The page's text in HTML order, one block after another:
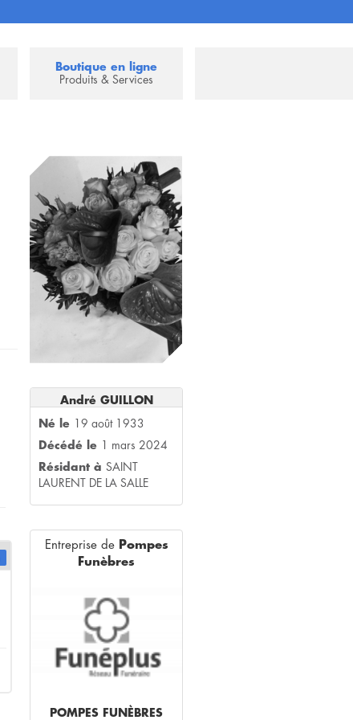
Boutique en ligne
Produits & Services
André GUILLON
Né le
19 août 1933
Décédé le
1 mars 2024
Résidant à SAINT
LAURENT DE LA SALLE
Entreprise de Pompes
Funèbres
POMPES FUNÈBRES